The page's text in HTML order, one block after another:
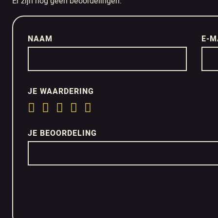
JE WAARDERING
JE BEOORDELING
NAAM E-